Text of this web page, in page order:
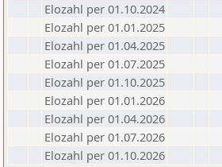
Elozahl per 01.10.2024
Elozahl per 01.01.2025
Elozahl per 01.04.2025
Elozahl per 01.07.2025
Elozahl per 01.10.2025
Elozahl per 01.01.2026
Elozahl per 01.04.2026
Elozahl per 01.07.2026
Elozahl per 01.10.2026